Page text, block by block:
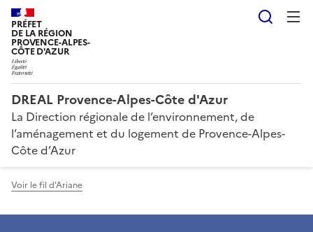
PRÉFET
DE LA RÉGION
PROVENCE-ALPES-
CÔTE D'AZUR
DREAL Provence-Alpes-Côte d'Azur
La Direction régionale de l’environnement, de
l’aménagement et du logement de Provence-Alpes-
Côte d’Azur
Voir le fil d'Ariane